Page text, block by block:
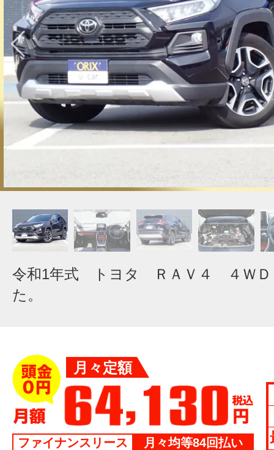
令和1年式 トヨタ ＲＡＶ４ ４Ｗ
た。
月々定額
ファイナンスリース 月々均等84回払い